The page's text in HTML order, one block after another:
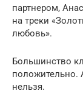
партнером,
на треки
любовь».
Большинство
положительно.
нельзя.